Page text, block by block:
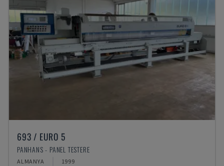
693 / EURO 5
PANHANS - PANEL TESTERE
ALMANYA 1999